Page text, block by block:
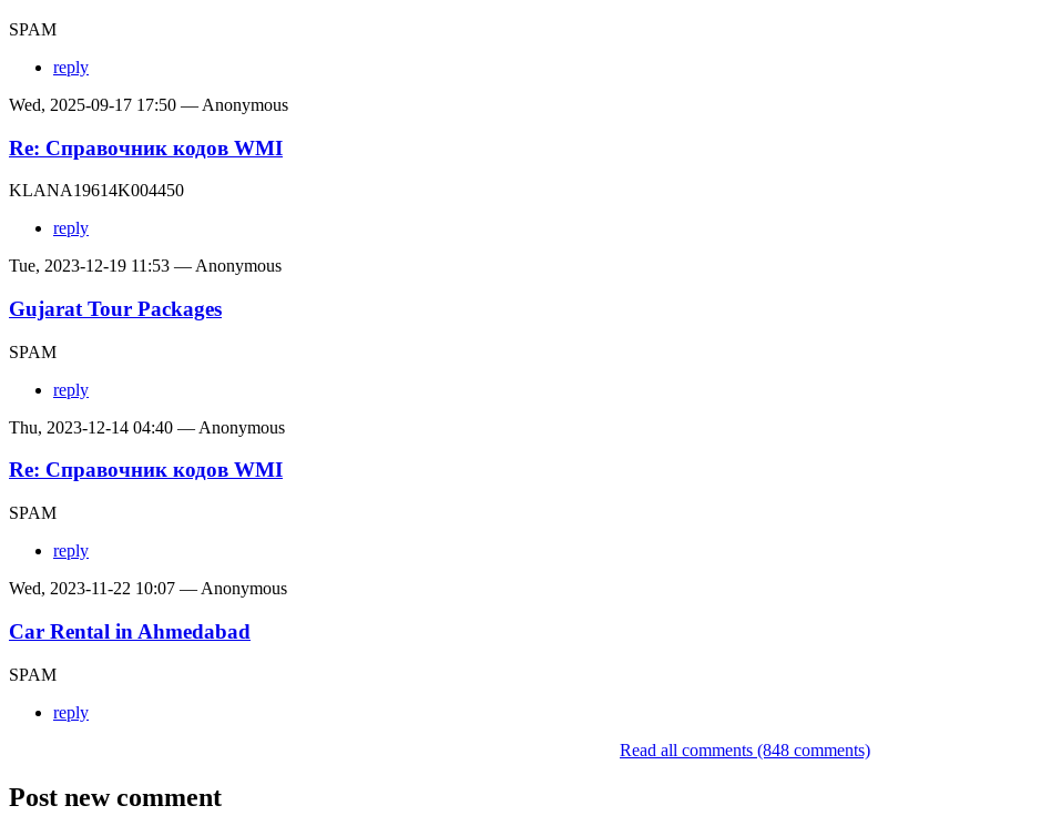
SPAM
reply
Wed, 2025-09-17 17:50 — Anonymous
Re: Справочник кодов WMI
KLANA19614K004450
reply
Tue, 2023-12-19 11:53 — Anonymous
Gujarat Tour Packages
SPAM
reply
Thu, 2023-12-14 04:40 — Anonymous
Re: Справочник кодов WMI
SPAM
reply
Wed, 2023-11-22 10:07 — Anonymous
Car Rental in Ahmedabad
SPAM
reply
Read all comments (848 comments)
Post new comment